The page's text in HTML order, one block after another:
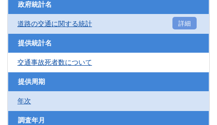
政府統計名
道路の交通に関する統計 詳細
提供統計名
交通事故死者数について
提供周期
年次
調査年月